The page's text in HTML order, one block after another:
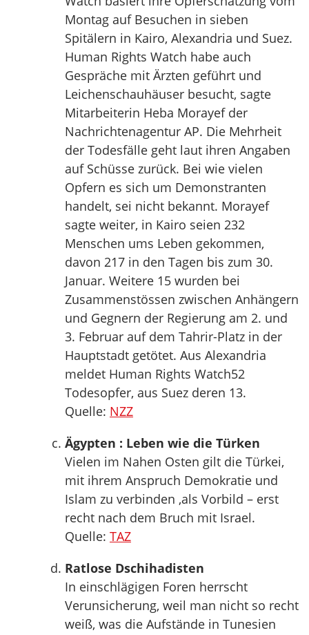
Montag auf Besuchen in sieben
Spitälern in Kairo, Alexandria und Suez.
Human Rights Watch habe auch
Gespräche mit Ärzten geführt und
Leichenschauhäuser besucht, sagte
Mitarbeiterin Heba Morayef der
Nachrichtenagentur AP. Die Mehrheit
der Todesfälle geht laut ihren Angaben
auf Schüsse zurück. Bei wie vielen
Opfern es sich um Demonstranten
handelt, sei nicht bekannt. Morayef
sagte weiter, in Kairo seien 232
Menschen ums Leben gekommen,
davon 217 in den Tagen bis zum 30.
Januar. Weitere 15 wurden bei
Zusammenstössen zwischen Anhängern
und Gegnern der Regierung am 2. und
3. Februar auf dem Tahrir-Platz in der
Hauptstadt getötet. Aus Alexandria
meldet Human Rights Watch52
Todesopfer, aus Suez deren 13.
Quelle: NZZ
Ägypten : Leben wie die Türken
Vielen im Nahen Osten gilt die Türkei,
mit ihrem Anspruch Demokratie und
Islam zu verbinden ,als Vorbild – erst
recht nach dem Bruch mit Israel.
Quelle: TAZ
Ratlose Dschihadisten
In einschlägigen Foren herrscht
Verunsicherung, weil man nicht so recht
weiß, was die Aufstände in Tunesien